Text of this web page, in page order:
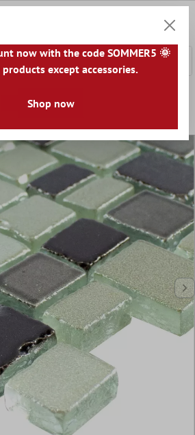
Panier
Carrelage
now with the code SOMMER5 🌞
except accessories.
Shop now